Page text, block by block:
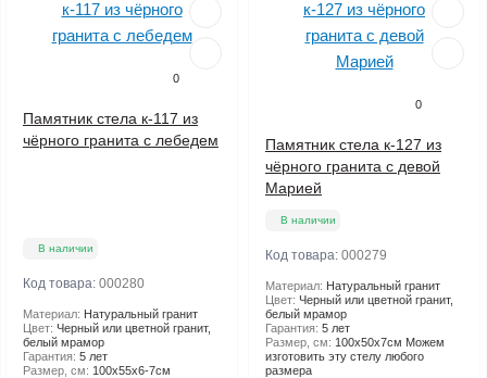
0
Памятник стела к-117 из
чёрного гранита с лебедем
В наличии
Код товара: 000280
Материал: Натуральный гранит
Цвет: Черный или цветной гранит,
белый мрамор
Гарантия: 5 лет
Размер, см: 100х55х6-7см
0
Памятник стела к-127 из
чёрного гранита с девой
Марией
В наличии
Код товара: 000279
Материал: Натуральный гранит
Цвет: Черный или цветной гранит,
белый мрамор
Гарантия: 5 лет
Размер, см: 100х50х7см Можем
изготовить эту стелу любого
размера